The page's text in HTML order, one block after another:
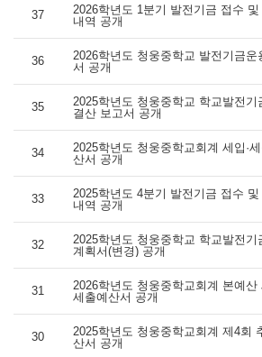
37
2026학년도 1분기 발전기금 접수 및
내역 공개
36
2026학년도 청웅중학교 발전기금운
서 공개
35
2025학년도 청웅중학교 학교발전기
결산 보고서 공개
34
2025학년도 청웅중학교회계 세입·
산서 공개
33
2025학년도 4분기 발전기금 접수 및
내역 공개
32
2025학년도 청웅중학교 학교발전기
계획서(변경) 공개
31
2026학년도 청웅중학교회계 본예산
세출예산서 공개
30
2025학년도 청웅중학교회계 제4회
산서 공개